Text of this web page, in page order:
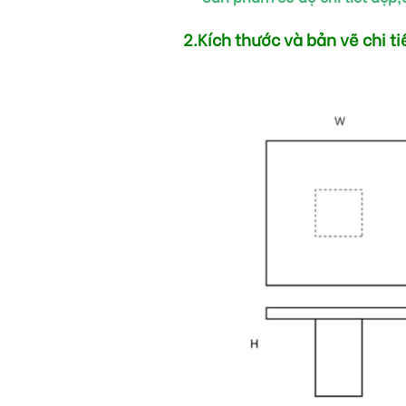
2.Kích thước và bản vẽ chi